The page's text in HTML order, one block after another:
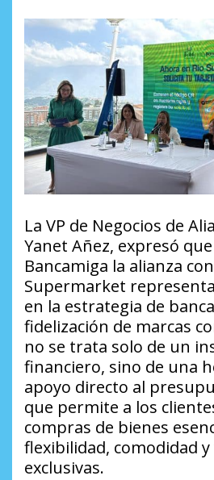
La VP de Negocios de
Yanet Añez, expresó
Bancamiga la alianza
Supermarket
en la estrategia de
fidelización de marcas
no se trata solo de un
financiero, sino de una
apoyo directo al
que permite a los
compras de bienes
flexibilidad, comodidad
exclusivas.